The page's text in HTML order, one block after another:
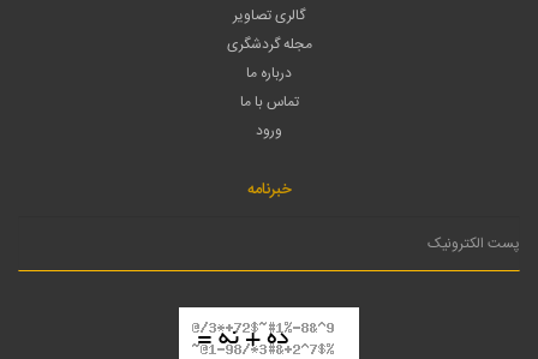
گالری تصاویر
مجله گردشگری
درباره ما
تماس با ما
ورود
خبرنامه